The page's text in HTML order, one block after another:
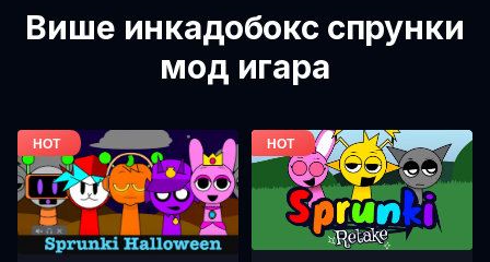
Више инкадобокс спрунки
мод игара